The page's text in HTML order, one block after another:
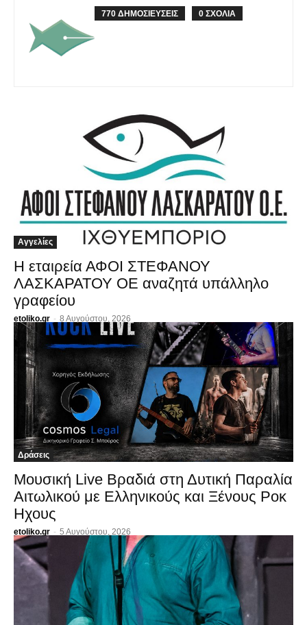
770 ΔΗΜΟΣΙΕΥΣΕΙΣ 0 ΣΧΟΛΙΑ
Αγγελίες
Η εταιρεία ΑΦΟΙ ΣΤΕΦΑΝΟΥ
ΛΑΣΚΑΡΑΤΟΥ ΟΕ αναζητά υπάλληλο
γραφείου
etoliko.gr - 8 Αυγούστου, 2026
Δράσεις
Μουσική Live Βραδιά στη Δυτική Παραλία
Αιτωλικού με Ελληνικούς και Ξένους Ροκ
Ηχους
etoliko.gr - 5 Αυγούστου, 2026